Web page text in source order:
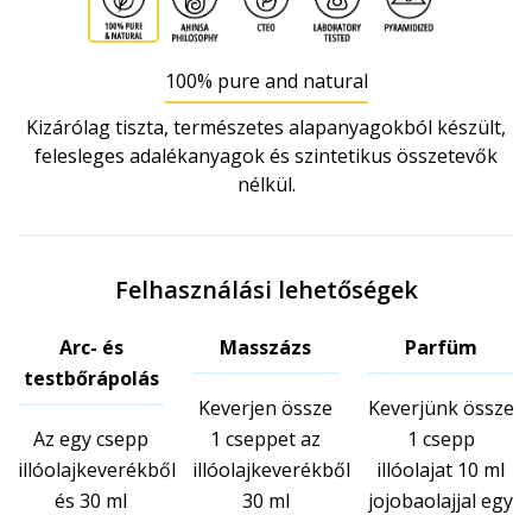
100% pure and natural
Kizárólag tiszta, természetes alapanyagokból készült,
felesleges adalékanyagok és szintetikus összetevők
nélkül.
Felhasználási lehetőségek
Arc- és
testbőrápolás
Az egy csepp
illóolajkeverékből
és 30 ml
Masszázs
Keverjen össze
1 cseppet az
illóolajkeverékből
30 ml
Parfüm
Keverjünk össze
1 csepp
illóolajat 10 ml
jojobaolajjal egy